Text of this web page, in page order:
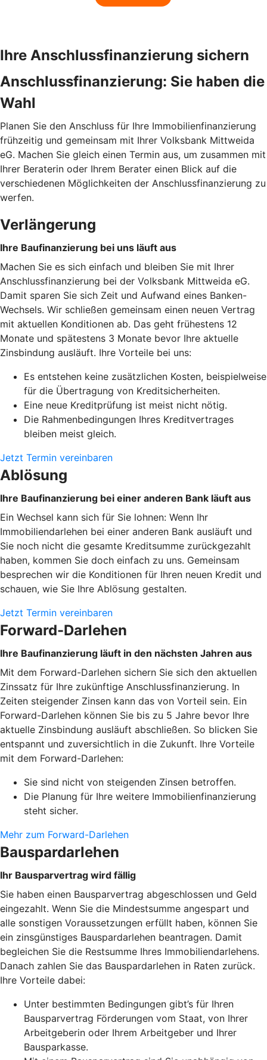
Ihre Anschlussfinanzierung sichern
Anschlussfinanzierung: Sie haben die
Wahl
Planen Sie den Anschluss für Ihre Immobilienfinanzierung
frühzeitig und gemeinsam mit Ihrer Volksbank Mittweida
eG. Machen Sie gleich einen Termin aus, um zusammen mit
Ihrer Beraterin oder Ihrem Berater einen Blick auf die
verschiedenen Möglichkeiten der Anschlussfinanzierung zu
werfen.
Verlängerung
Ihre Baufinanzierung bei uns läuft aus
Machen Sie es sich einfach und bleiben Sie mit Ihrer
Anschlussfinanzierung bei der Volksbank Mittweida eG.
Damit sparen Sie sich Zeit und Aufwand eines Banken-
Wechsels. Wir schließen gemeinsam einen neuen Vertrag
mit aktuellen Konditionen ab. Das geht frühestens 12
Monate und spätestens 3 Monate bevor Ihre aktuelle
Zinsbindung ausläuft. Ihre Vorteile bei uns:
Es entstehen keine zusätzlichen Kosten, beispielweise
für die Übertragung von Kreditsicherheiten.
Eine neue Kreditprüfung ist meist nicht nötig.
Die Rahmenbedingungen Ihres Kreditvertrages
bleiben meist gleich.
Jetzt Termin vereinbaren
Ablösung
Ihre Baufinanzierung bei einer anderen Bank läuft aus
Ein Wechsel kann sich für Sie lohnen: Wenn Ihr
Immobiliendarlehen bei einer anderen Bank ausläuft und
Sie noch nicht die gesamte Kreditsumme zurückgezahlt
haben, kommen Sie doch einfach zu uns. Gemeinsam
besprechen wir die Konditionen für Ihren neuen Kredit und
schauen, wie Sie Ihre Ablösung gestalten.
Jetzt Termin vereinbaren
Forward-Darlehen
Ihre Baufinanzierung läuft in den nächsten Jahren aus
Mit dem Forward-Darlehen sichern Sie sich den aktuellen
Zinssatz für Ihre zukünftige Anschlussfinanzierung. In
Zeiten steigender Zinsen kann das von Vorteil sein. Ein
Forward-Darlehen können Sie bis zu 5 Jahre bevor Ihre
aktuelle Zinsbindung ausläuft abschließen. So blicken Sie
entspannt und zuversichtlich in die Zukunft. Ihre Vorteile
mit dem Forward-Darlehen:
Sie sind nicht von steigenden Zinsen betroffen.
Die Planung für Ihre weitere Immobilienfinanzierung
steht sicher.
Mehr zum Forward-Darlehen
Bauspardarlehen
Ihr Bausparvertrag wird fällig
Sie haben einen Bausparvertrag abgeschlossen und Geld
eingezahlt. Wenn Sie die Mindestsumme angespart und
alle sonstigen Voraussetzungen erfüllt haben, können Sie
ein zinsgünstiges Bauspardarlehen beantragen. Damit
begleichen Sie die Restsumme Ihres Immobiliendarlehens.
Danach zahlen Sie das Bauspardarlehen in Raten zurück.
Ihre Vorteile dabei:
Unter bestimmten Bedingungen gibt’s für Ihren
Bausparvertrag Förderungen vom Staat, von Ihrer
Arbeitgeberin oder Ihrem Arbeitgeber und Ihrer
Bausparkasse.